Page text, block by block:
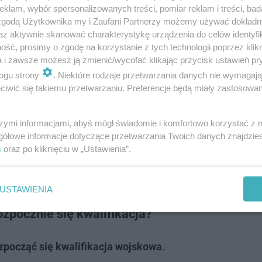
przyczyn na komisji, powinien powiadomić o tym
zgłosić to najpóźniej w dniu, w którym
wtedy wyznaczony nowy termin. Wynika tak z
możliwe jest doprowadzenie do niej przez
MON szykuje zmiany w…
ćwiczyło scenariusze na wypadek
się kwalifikacja?
się kwalifikacja wojskowa.
wybór spersonalizowanych treści, pomiar reklam i treści,
Użytkownika my i Zaufani Partnerzy możemy używać
aktywnie skanować charakterystykę urządzenia do celów
prosimy o zgodę na korzystanie z tych technologii poprzez
i zawsze możesz ją zmienić/wycofać klikając przycisk ustawień
strony
. Niektóre rodzaje przetwarzania danych nie
się takiemu przetwarzaniu. Preferencje będą miały
informacjami, abyś mógł świadomie i komfortowo korzystać z
informacje dotyczące przetwarzania Twoich danych
oraz po kliknięciu w „Ustawienia”.
USTAWIENIA